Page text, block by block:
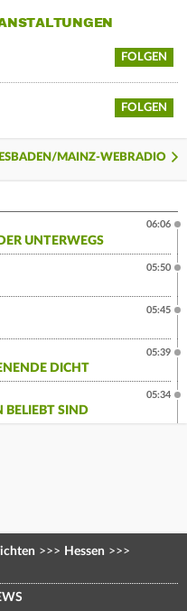
FOLGEN
FOLGEN
MAINZ-WEBRADIO
UNTERWEGS
06:06
05:50
05:45
DICHT
05:39
BELIEBT SIND
05:34
>>> Hessen >>>